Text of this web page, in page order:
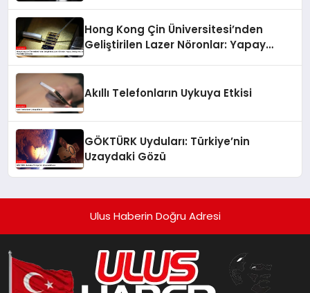
Hong Kong Çin Üniversitesi’nden
Geliştirilen Lazer Nöronlar: Yapay
Akıllı Telefonların Uykuya Etkisi
GÖKTÜRK Uyduları: Türkiye’nin
Uzaydaki Gözü
Ulus Haberin Doğru Adresi